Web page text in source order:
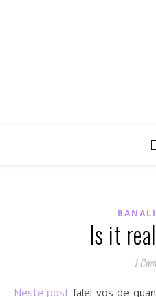
Is it
1
Neste post falei-vos de